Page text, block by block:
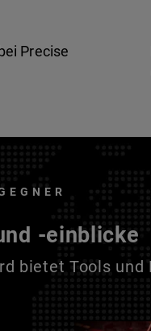
Precise
-einblicke
bietet Tools